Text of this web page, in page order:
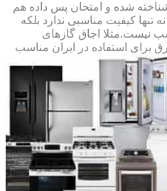
شده و امتحان پس داده هم
تنها کیفیت مناسبی ندارد بلکه
نیست.مثلا اجاق گازهای
برای استفاده در ایران مناسب